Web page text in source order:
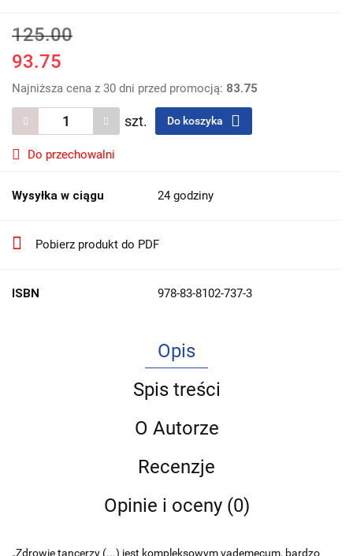
125.00
93.75
Najniższa cena z 30 dni przed promocją: 83.75
szt. Do koszyka
Do przechowalni
Wysyłka w ciągu 24 godziny
Pobierz produkt do PDF
ISBN 978-83-8102-737-3
Opis
Spis treści
O Autorze
Recenzje
Opinie i oceny (0)
„Zdrowie tancerzy (...) jest kompleksowym vademecum, bardzo